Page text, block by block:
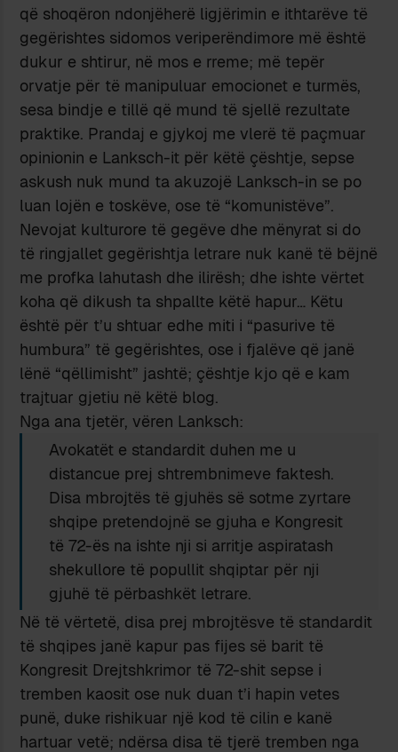
që shoqëron ndonjëherë ligjërimin e ithtarëve të
gegërishtes sidomos veriperëndimore më është
dukur e shtirur, në mos e rreme; më tepër
orvatje për të manipuluar emocionet e turmës,
sesa bindje e tillë që mund të sjellë rezultate
praktike. Prandaj e gjykoj me vlerë të paçmuar
opinionin e Lanksch-it për këtë çështje, sepse
askush nuk mund ta akuzojë Lanksch-in se po
luan lojën e toskëve, ose të “komunistëve”.
Nevojat kulturore të gegëve dhe mënyrat si do
të ringjallet gegërishtja letrare nuk kanë të bëjnë
me profka lahutash dhe ilirësh; dhe ishte vërtet
koha që dikush ta shpallte këtë hapur… Këtu
është për t’u shtuar edhe miti i “pasurive të
humbura” të gegërishtes, ose i fjalëve që janë
lënë “qëllimisht” jashtë; çështje kjo që e kam
trajtuar gjetiu në këtë blog.
Nga ana tjetër, vëren Lanksch:
Avokatët e standardit duhen me u
distancue prej shtrembnimeve faktesh.
Disa mbrojtës të gjuhës së sotme zyrtare
shqipe pretendojnë se gjuha e Kongresit
të 72-ës na ishte nji si arritje aspiratash
shekullore të popullit shqiptar për nji
gjuhë të përbashkët letrare.
Në të vërtetë, disa prej mbrojtësve të standardit
të shqipes janë kapur pas fijes së barit të
Kongresit Drejtshkrimor të 72-shit sepse i
tremben kaosit ose nuk duan t’i hapin vetes
punë, duke rishikuar një kod të cilin e kanë
hartuar vetë; ndërsa disa të tjerë tremben nga